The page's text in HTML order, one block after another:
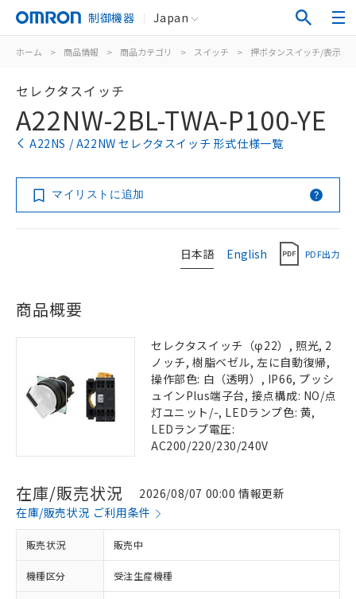
制御機器 Japan
ホーム > 商品情報 > 商品カテゴリ > スイッチ > 押ボタンスイッチ/表示灯
セレクタスイッチ
A22NW-2BL-TWA-P100-YE
A22NS / A22NW セレクタスイッチ 形式仕様一覧
マイリストに追加
日本語 English PDF出力
商品概要
セレクタスイッチ（φ22）, 照光, 2
ノッチ, 樹脂ベゼル, 左に自動復帰,
操作部色: 白（透明）, IP66, プッシ
ュインPlus端子台, 接点構成: NO/点
灯ユニット/-, LEDランプ色: 黄,
LEDランプ電圧:
AC200/220/230/240V
在庫/販売状況
2026/08/07 00:00 情報更新
在庫/販売状況 ご利用条件
販売状況 販売中
機種区分 受注生産機種